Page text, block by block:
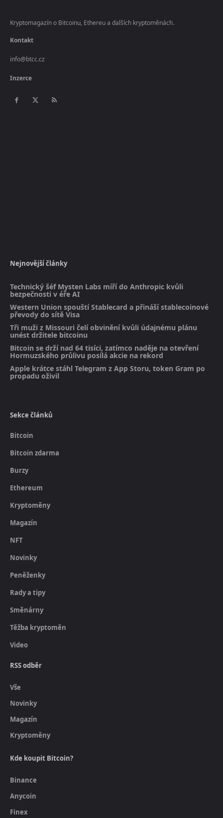
Kryptomagazín o Bitcoinu, Ethereu a dalších kryptoměnách.
Kontakt
info@btcc.cz
Inzerce
Nejnovější články
Technický šéf Mysten Labs míří do Anthropic kvůli
bezpečnosti v éře AI
Western Union spouští Stablecard a přináší stablecoinové
převody do sítě Visa
Tři muži z Missouri čelí obvinění kvůli údajnému plánu
unést držitele bitcoinu
Bitcoin se drží nad 64 tisíci, zatímco naděje na otevření
Hormuzského průlivu posílá akcie na rekord
Apple krátce stáhl Telegram z App Storu, token Gram po
propadu oživil
Sekce článků
Bitcoin
Bitcoin zdarma
Burzy
Ethereum
Kryptoměny
Magazín
NFT
Novinky
Peněženky
Rady a tipy
Směnárny
Těžba kryptoměn
Video
RSS odběr
Vše
Novinky
Magazín
Kryptoměny
Kde koupit Bitcoin?
Binance
Anycoin
Finex